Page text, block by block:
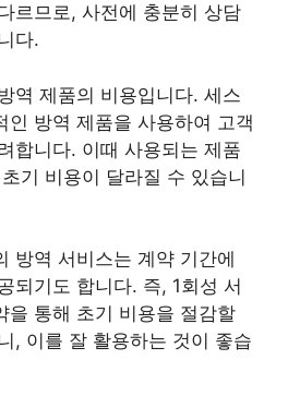
르므로, 사전에 충분히 상담
다.
역 제품의 비용입니다. 세스
인 방역 제품을 사용하여 고객
합니다. 이때 사용되는 제품
기 비용이 달라질 수 있습니
방역 서비스는 계약 기간에
되기도 합니다. 즉, 1회성 서
을 통해 초기 비용을 절감할
, 이를 잘 활용하는 것이 좋습